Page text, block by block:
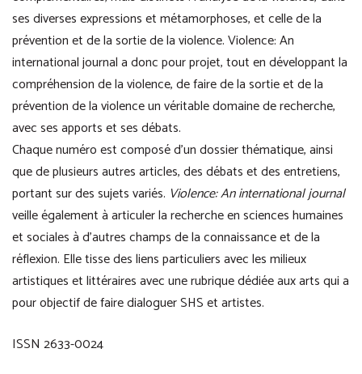
ses diverses expressions et métamorphoses, et celle de la
prévention et de la sortie de la violence. Violence: An
international journal a donc pour projet, tout en développant la
compréhension de la violence, de faire de la sortie et de la
prévention de la violence un véritable domaine de recherche,
avec ses apports et ses débats.
Chaque numéro est composé d’un dossier thématique, ainsi
que de plusieurs autres articles, des débats et des entretiens,
portant sur des sujets variés. Violence: An international journal
veille également à articuler la recherche en sciences humaines
et sociales à d’autres champs de la connaissance et de la
réflexion. Elle tisse des liens particuliers avec les milieux
artistiques et littéraires avec une rubrique dédiée aux arts qui a
pour objectif de faire dialoguer SHS et artistes.
ISSN 2633-0024